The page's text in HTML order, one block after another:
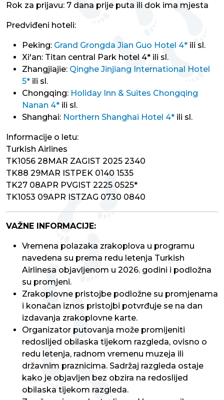
Rok za prijavu: 7 dana prije puta ili dok ima mjesta
Predviđeni hoteli:
Peking: Grand Grongda Jian Guo Hotel 4* ili sl.
Xi'an: Titan central Park hotel 4* ili sl.
Zhangjiajie: Qinghe Jinjiang International Hotel
5* ili sl.
Chongqing: Holiday Inn & Suites Chongqing
Nanan 4* ili sl.
Shanghai: Northern Shanghai Hotel 4* ili sl.
Informacije o letu:
Turkish Airlines
TK1056 28MAR ZAGIST 2025 2340
TK88 29MAR ISTPEK 0140 1535
TK27 08APR PVGIST 2225 0525*
TK1053 09APR ISTZAG 0730 0840
VAŽNE INFORMACIJE:
Vremena polazaka zrakoplova u programu
navedena su prema redu letenja Turkish
Airlinesa objavljenom u 2026. godini i podložna
su promjeni.
Zrakoplovne pristojbe podložne su promjenama
i konačan iznos pristojbi potvrđuje se na dan
izdavanja zrakoplovne karte.
Organizator putovanja može promijeniti
redoslijed obilaska tijekom razgleda, ovisno o
redu letenja, radnom vremenu muzeja ili
državnim praznicima. Sadržaj razgleda ostaje
kako je objavljen bez obzira na redoslijed
obilaska tijekom razgleda.